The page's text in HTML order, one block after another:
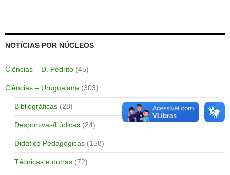
NOTÍCIAS POR NÚCLEOS
Ciências – D. Pedrito (45)
Ciências – Uruguaiana (303)
Bibliográficas (28)
Desportivas/Lúdicas (24)
Didático Pedagógicas (158)
Técnicas e outras (72)